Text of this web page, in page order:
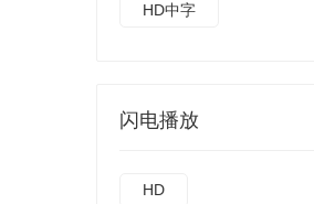
HD中字
闪电播放
HD